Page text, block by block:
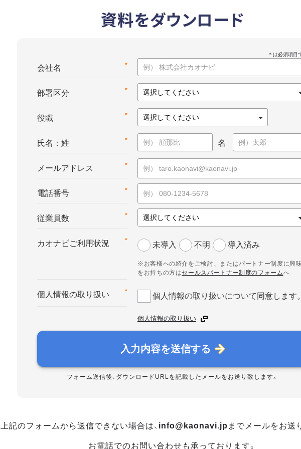
資料をダウンロード
*
会社名
*
部署区分
*
役職
*
氏名：姓 名
*
メールアドレス
*
電話番号
*
従業員数
*
カオナビご利用状況 未導入 不明 導入済み
※お客様への紹介をご検討、またはパートナー制度に興
をお持ちの方はセールスパートナー制度のフォームへ
*
個人情報の取り扱い 個人情報の取り扱いについて同意します。
個人情報の取り扱い
入力内容を送信する
フォーム送信後、ダウンロードURLを記載したメールをお送り致します。
上記のフォームから送信できない場合は、 info@kaonavi.jp までメールをお送
お電話でのお問い合わせも承っております。